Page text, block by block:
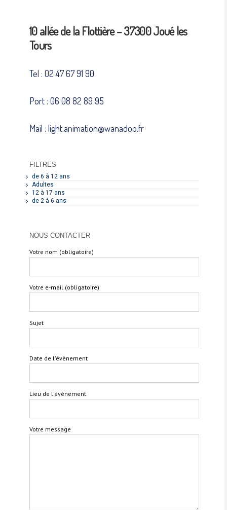
10 allée de la Flottière – 37300 Joué les
Tours
Tel : 02 47 67 91 90
Port : 06 08 82 89 95
Mail : light.animation@wanadoo.fr
FILTRES
de 6 à 12 ans
Adultes
12 à 17 ans
de 2 à 6 ans
NOUS CONTACTER
Votre nom (obligatoire)
Votre e-mail (obligatoire)
Sujet
Date de l'évènement
Lieu de l'évènement
Votre message